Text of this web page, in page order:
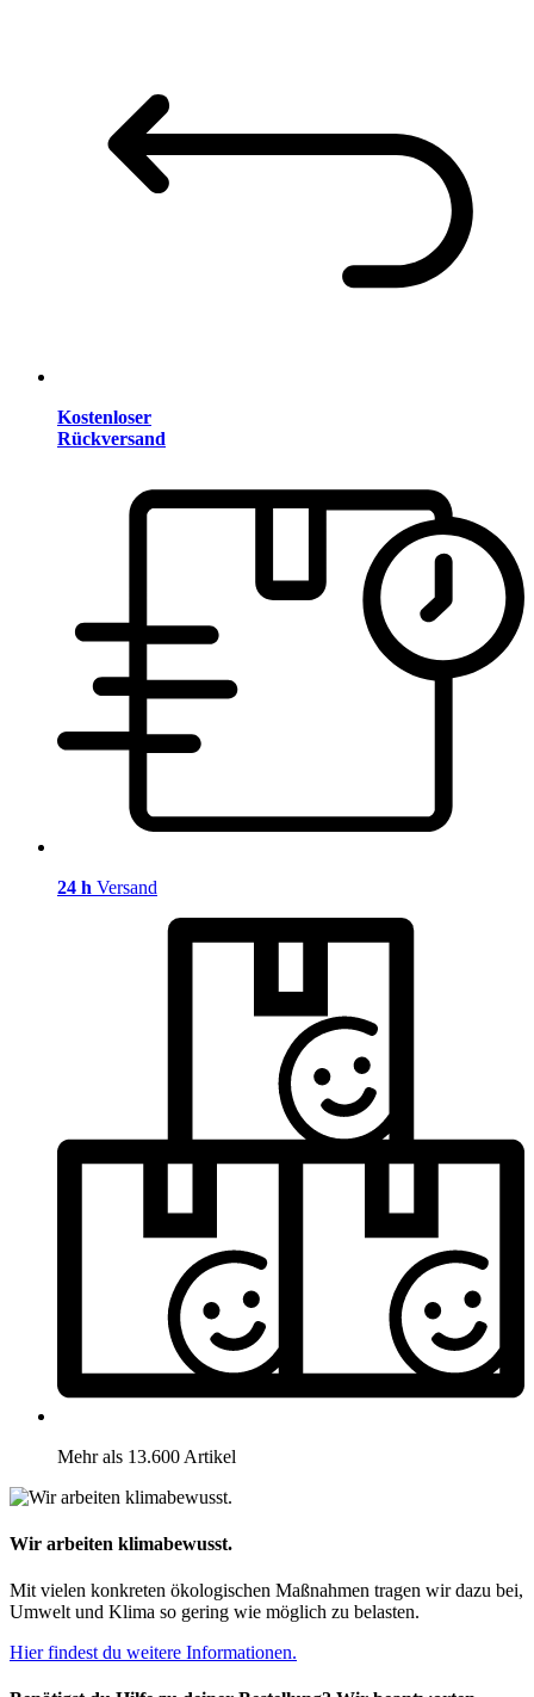
Kostenloser
Rückversand
24 h Versand
Mehr als 13.600 Artikel
Wir arbeiten klimabewusst.
Mit vielen konkreten ökologischen Maßnahmen tragen wir dazu bei,
Umwelt und Klima so gering wie möglich zu belasten.
Hier findest du weitere Informationen.